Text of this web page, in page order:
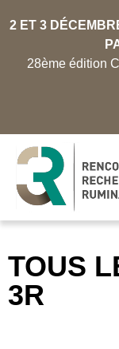
2 ET 3
28ème édition
TOUS
3R